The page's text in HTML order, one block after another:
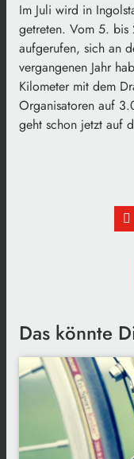
Im Juli wird in
getreten. Vom 5. bis
aufgerufen, sich an
vergangenen Jahr
Kilometer mit dem
Organisatoren auf
geht schon jetzt auf
Das könnte